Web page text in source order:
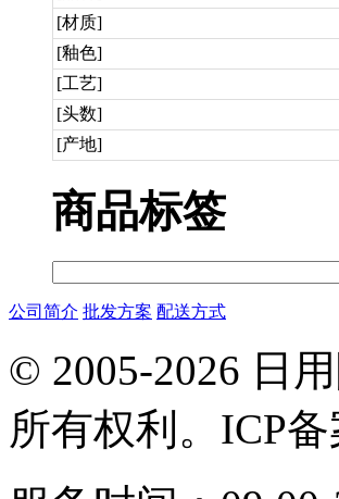
[材质]
[釉色]
[工艺]
[头数]
[产地]
商品标签
公司简介 批发方案 配送方式
© 2005-2026 日
所有权利。ICP